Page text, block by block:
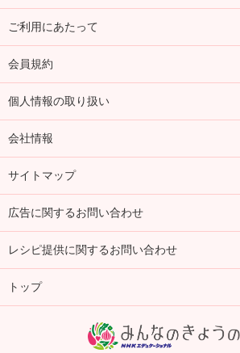
ご利用にあたって
会員規約
個人情報の取り扱い
会社情報
サイトマップ
広告に関するお問い合わせ
レシピ提供に関するお問い合わせ
トップ